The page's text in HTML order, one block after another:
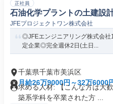
正社員
石油化学プラントの土建設
JFEプロジェクトワン株式会社
◎JFEエンジニアリング株式会
定企業◎完全週休2日(土日...
千葉県千葉市美浜区
月給26万9000円～32万6000
求める人材: 【こんな方は大
築系学科を卒業された方 ...